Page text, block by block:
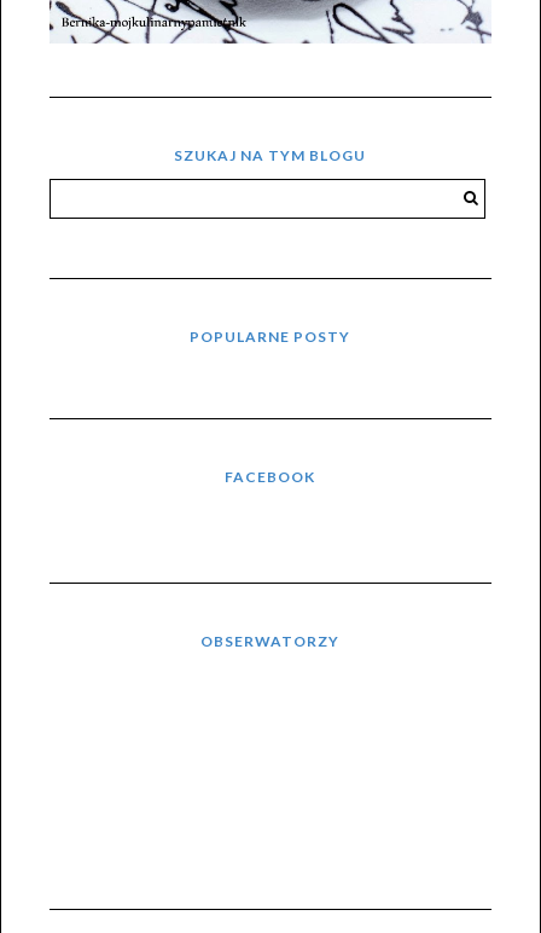
SZUKAJ NA TYM BLOGU
POPULARNE POSTY
FACEBOOK
OBSERWATORZY